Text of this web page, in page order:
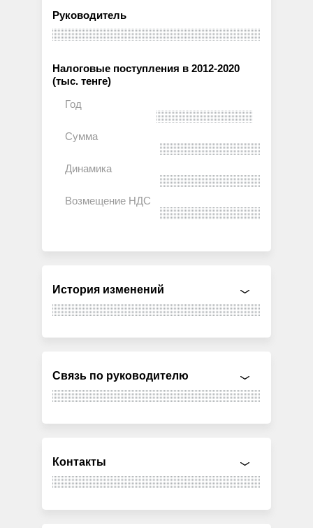
Руководитель
Налоговые поступления в 2012-2020
(тыс. тенге)
История изменений
Связь по руководителю
Контакты